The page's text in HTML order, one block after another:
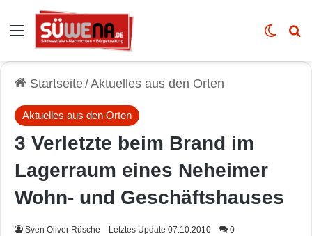
Auswahl Skin
Startseite/Aktuelles aus den Orten
Aktuelles aus den Orten
3 Verletzte beim Brand im
Lagerraum eines Neheimer
Wohn- und Geschäftshauses
Sven Oliver Rüsche Letztes Update 07.10.2010 0